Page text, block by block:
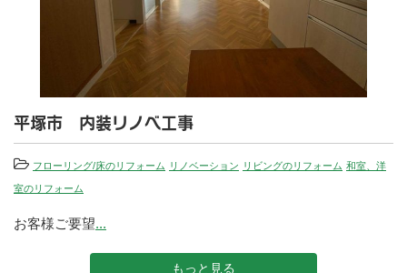
平塚市 内装リノベ工事
フローリング/床のリフォーム リノベーション リビングのリフォーム 和室、洋
室のリフォーム
お客様ご要望...
もっと見る